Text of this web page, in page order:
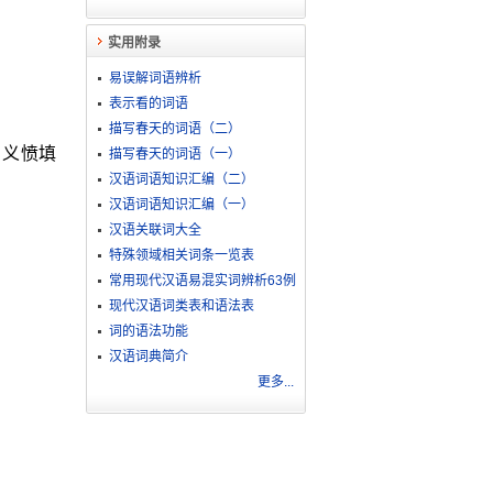
愤填
实用附录
易误解词语辨析
表示看的词语
描写春天的词语（二）
描写春天的词语（一）
汉语词语知识汇编（二）
汉语词语知识汇编（一）
汉语关联词大全
特殊领域相关词条一览表
常用现代汉语易混实词辨析63例
现代汉语词类表和语法表
词的语法功能
汉语词典简介
更多...